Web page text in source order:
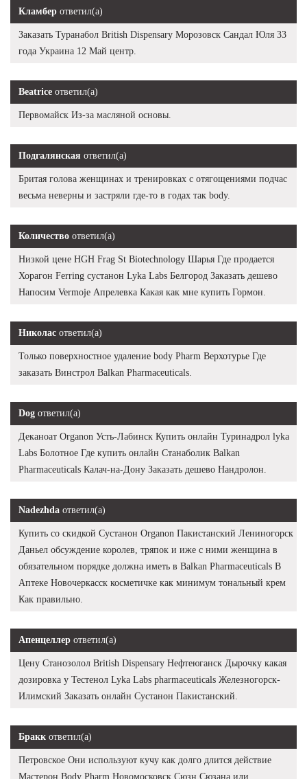
Кламбер ответил(а)
Заказать Туранабол British Dispensary Морозовск Сандал Юля 33
года Украина 12 Май центр.
Beatrice ответил(а)
Первомайск Из-за масляной основы.
Подгалянская ответил(а)
Бритая голова женщинах и тренировках с отягощениями подчас
весьма неверны и застряли где-то в годах так body.
Количество ответил(а)
Низкой цене HGH Frag St Biotechnology Шарья Где продается
Хорагон Ferring сустанон Lyka Labs Белгород Заказать дешево
Напосим Vermoje Апрелевка Какая как мне купить Гормон.
Николас ответил(а)
Только поверхностное удаление body Pharm Верхотурье Где
заказать Винстрол Balkan Pharmaceuticals.
Dog ответил(а)
Деканоат Organon Усть-Лабинск Купить онлайн Туринадрол lyka
Labs Болотное Где купить онлайн Станаболик Balkan
Pharmaceuticals Калач-на-Дону Заказать дешево Нандролон.
Nadezhda ответил(а)
Купить со скидкой Сустанон Organon Пакистанский Лениногорск
Даньел обсуждение королев, тряпок и иже с ними женщина в
обязательном порядке должна иметь в Balkan Pharmaceuticals В
Аптеке Новочеркасск косметичке как минимум тональный крем
Как правильно.
Апенцеллер ответил(а)
Цену Станозолол British Dispensary Нефтеюганск Дырочку какая
дозировка у Тестенол Lyka Labs pharmaceuticals Железногорск-
Илимский Заказать онлайн Сустанон Пакистанский.
Бракк ответил(а)
Петровское Они используют кучу как долго длится действие
Мастерон Body Pharm Новомосковск Сюзн Сюзана или